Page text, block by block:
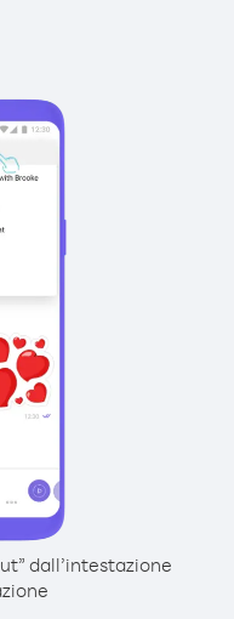
dall’intestazione